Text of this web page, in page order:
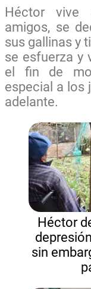
Héctor vive
amigos, se
sus gallinas y
se esfuerza y
el fin de
especial a los
adelante.
Héctor
sin